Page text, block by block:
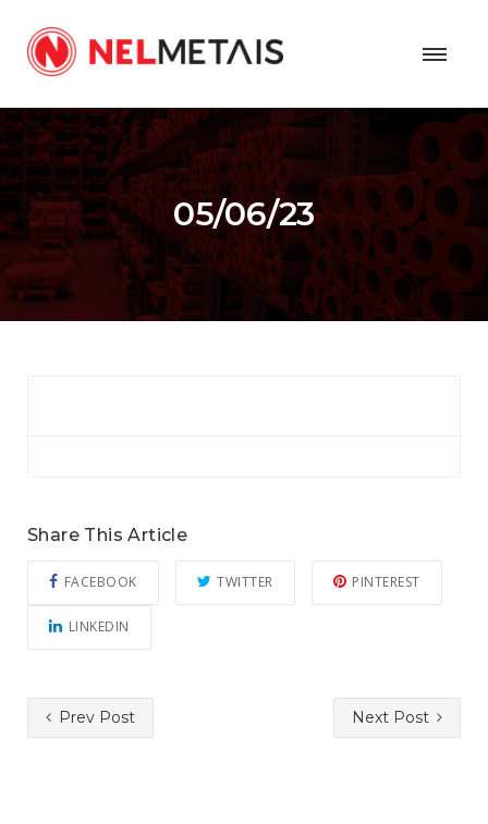
05/06/23
Share This Article
FACEBOOK TWITTER PINTEREST
LINKEDIN
Prev Post Next Post